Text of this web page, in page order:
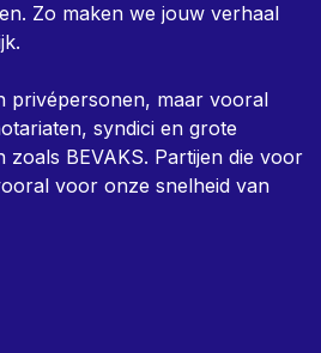
Zo maken we jouw verhaal
privépersonen, maar vooral
syndici en grote
zoals BEVAKS. Partijen die voor
voor onze snelheid van